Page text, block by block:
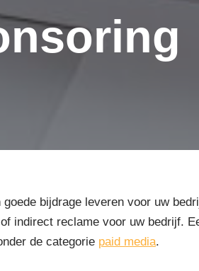
goede bijdrage leveren voor uw
indirect reclame voor uw bedrijf.
de categorie paid media.